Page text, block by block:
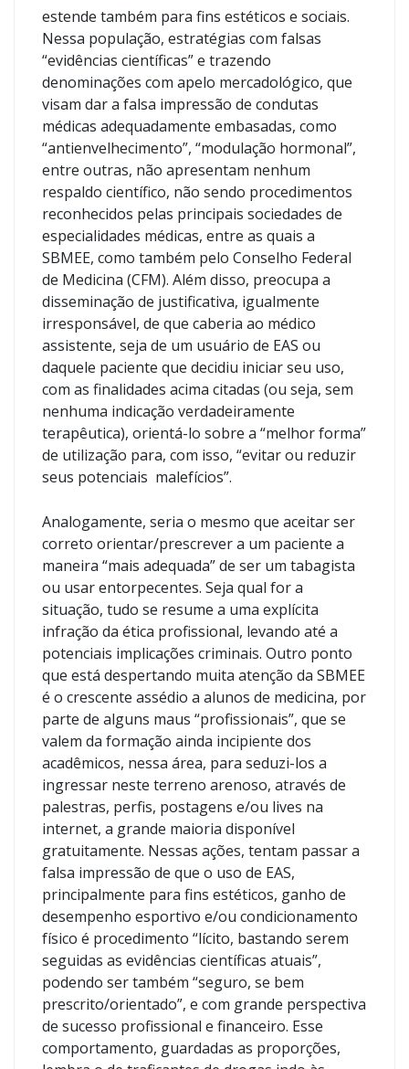
estende também para fins estéticos e sociais.
Nessa população, estratégias com falsas
“evidências científicas” e trazendo
denominações com apelo mercadológico, que
visam dar a falsa impressão de condutas
médicas adequadamente embasadas, como
“antienvelhecimento”, “modulação hormonal”,
entre outras, não apresentam nenhum
respaldo científico, não sendo procedimentos
reconhecidos pelas principais sociedades de
especialidades médicas, entre as quais a
SBMEE, como também pelo Conselho Federal
de Medicina (CFM). Além disso, preocupa a
disseminação de justificativa, igualmente
irresponsável, de que caberia ao médico
assistente, seja de um usuário de EAS ou
daquele paciente que decidiu iniciar seu uso,
com as finalidades acima citadas (ou seja, sem
nenhuma indicação verdadeiramente
terapêutica), orientá-lo sobre a “melhor forma”
de utilização para, com isso, “evitar ou reduzir
seus potenciais malefícios”.
Analogamente, seria o mesmo que aceitar ser
correto orientar/prescrever a um paciente a
maneira “mais adequada” de ser um tabagista
ou usar entorpecentes. Seja qual for a
situação, tudo se resume a uma explícita
infração da ética profissional, levando até a
potenciais implicações criminais. Outro ponto
que está despertando muita atenção da SBMEE
é o crescente assédio a alunos de medicina, por
parte de alguns maus “profissionais”, que se
valem da formação ainda incipiente dos
acadêmicos, nessa área, para seduzi-los a
ingressar neste terreno arenoso, através de
palestras, perfis, postagens e/ou lives na
internet, a grande maioria disponível
gratuitamente. Nessas ações, tentam passar a
falsa impressão de que o uso de EAS,
principalmente para fins estéticos, ganho de
desempenho esportivo e/ou condicionamento
físico é procedimento “lícito, bastando serem
seguidas as evidências científicas atuais”,
podendo ser também “seguro, se bem
prescrito/orientado”, e com grande perspectiva
de sucesso profissional e financeiro. Esse
comportamento, guardadas as proporções,